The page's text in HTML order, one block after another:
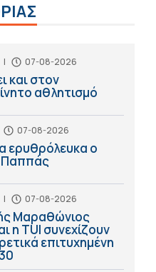
| 07-08-2026
και στον
αθλητισμό
07-08-2026
ερυθρόλευκα ο
Παππάς
| 07-08-2026
Μαραθώνιος
η TUI συνεχίζουν
επιτυχημένη